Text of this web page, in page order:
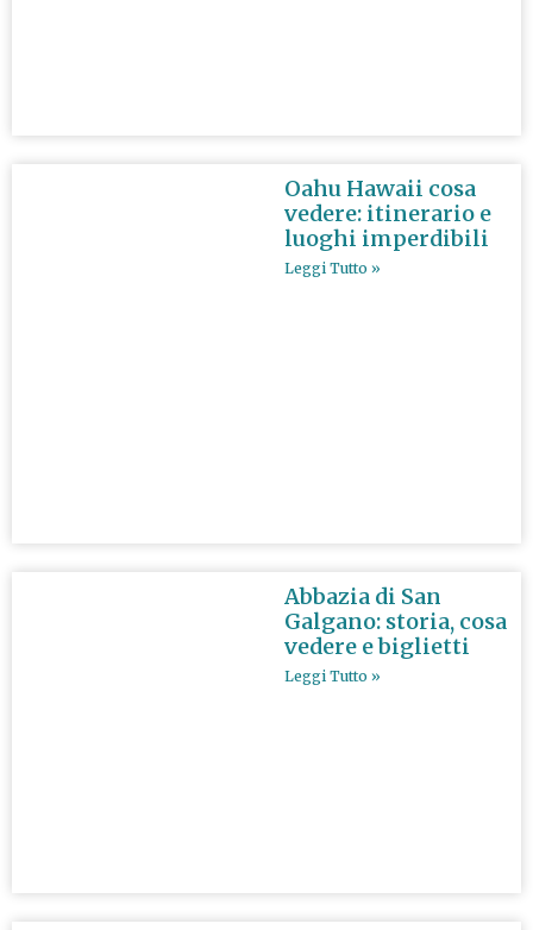
Oahu Hawaii cosa
vedere: itinerario e
luoghi imperdibili
Leggi Tutto »
Abbazia di San
Galgano: storia, cosa
vedere e biglietti
Leggi Tutto »